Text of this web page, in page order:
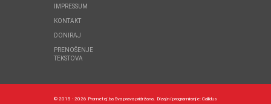
IMPRESSUM
KONTAKT
DONIRAJ
PRENOŠENJE
TEKSTOVA
© 2015 - 2026 Prometej.ba Sva prava pridržana. Dizajn i programiranje: Callidus